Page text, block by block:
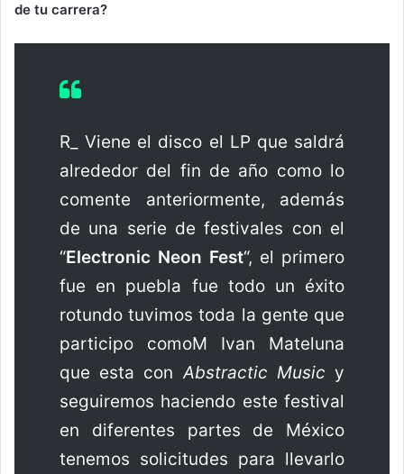
de tu carrera?
R_ Viene el disco el LP que saldrá
alrededor del fin de año como lo
comente anteriormente, además
de una serie de festivales con el
“Electronic Neon Fest“, el primero
fue en puebla fue todo un éxito
rotundo tuvimos toda la gente que
participo comoM Ivan Mateluna
que esta con Abstractic Music y
seguiremos haciendo este festival
en diferentes partes de México
tenemos solicitudes para llevarlo